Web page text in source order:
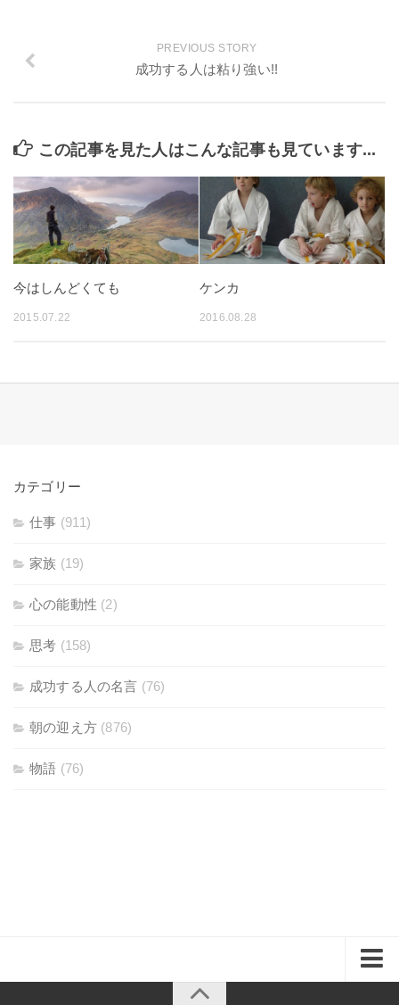
PREVIOUS STORY
成功する人は粘り強い!!
この記事を見た人はこんな記事も見ています...
今はしんどくても
2015.07.22
ケンカ
2016.08.28
カテゴリー
仕事 (911)
家族 (19)
心の能動性 (2)
思考 (158)
成功する人の名言 (76)
朝の迎え方 (876)
物語 (76)